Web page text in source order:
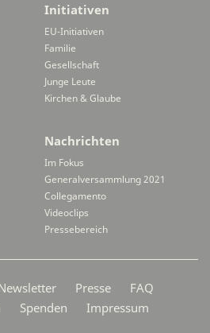
Initiativen
EU-Initiativen
Familie
Gesellschaft
Junge Leute
Kirchen & Glaube
Nachrichten
Im Fokus
Generalversammlung 2021
Collegamento
Videoclips
Pressebereich
Presse
FAQ
Spenden
Impressum